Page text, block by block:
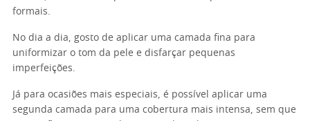
formais.
No dia a dia, gosto de aplicar uma camada fina para
uniformizar o tom da pele e disfarçar pequenas
imperfeições.
Já para ocasiões mais especiais, é possível aplicar uma
segunda camada para uma cobertura mais intensa, sem que